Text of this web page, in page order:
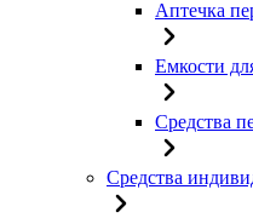
Аптечка
Емкости
Средства
Средства